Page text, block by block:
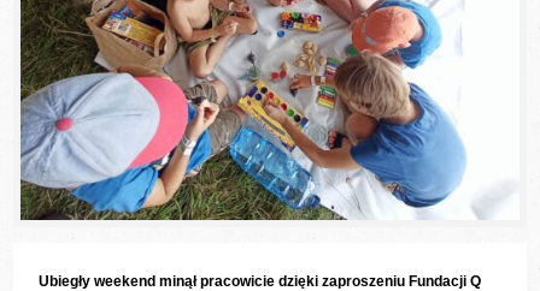
Ubiegły weekend minął pracowicie dzięki zaproszeniu Fundacji Q